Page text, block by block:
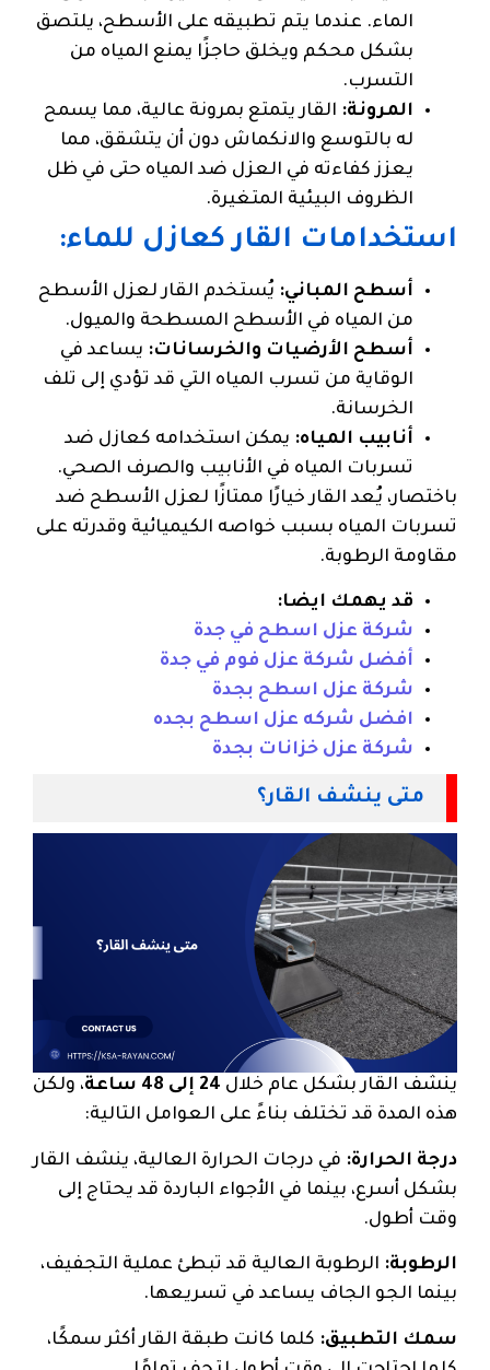
الماء. عندما يتم تطبيقه على الأسطح، يلتصق
بشكل محكم ويخلق حاجزًا يمنع المياه من
التسرب.
المرونة: القار يتمتع بمرونة عالية، مما يسمح
له بالتوسع والانكماش دون أن يتشقق، مما
يعزز كفاءته في العزل ضد المياه حتى في ظل
الظروف البيئية المتغيرة.
استخدامات القار كعازل للماء:
أسطح المباني: يُستخدم القار لعزل الأسطح
من المياه في الأسطح المسطحة والميول.
أسطح الأرضيات والخرسانات: يساعد في
الوقاية من تسرب المياه التي قد تؤدي إلى تلف
الخرسانة.
أنابيب المياه: يمكن استخدامه كعازل ضد
تسربات المياه في الأنابيب والصرف الصحي.
باختصار، يُعد القار خيارًا ممتازًا لعزل الأسطح ضد
تسربات المياه بسبب خواصه الكيميائية وقدرته على
مقاومة الرطوبة.
قد يهمك ايضا:
شركة عزل اسطح في جدة
أفضل شركة عزل فوم في جدة
شركة عزل اسطح بجدة
افضل شركه عزل اسطح بجده
شركة عزل خزانات بجدة
متى ينشف القار؟
ينشف القار بشكل عام خلال 24 إلى 48 ساعة
، ولكن
هذه المدة قد تختلف بناءً على العوامل التالية:
درجة الحرارة: في درجات الحرارة العالية، ينشف القار
بشكل أسرع، بينما في الأجواء الباردة قد يحتاج إلى
وقت أطول.
الرطوبة: الرطوبة العالية قد تبطئ عملية التجفيف،
بينما الجو الجاف يساعد في تسريعها.
سمك التطبيق: كلما كانت طبقة القار أكثر سمكًا،